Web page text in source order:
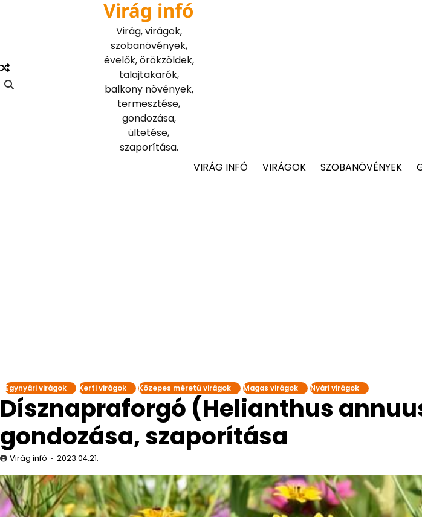
Virág infó
Virág, virágok,
szobanövények,
évelők, örökzöldek,
talajtakarók,
balkony növények,
termesztése,
gondozása,
ültetése,
szaporítása.
VIRÁG INFÓ
VIRÁGOK SZOBANÖVÉNYEK
Egynyári virágok Kerti virágok Közepes méretű virágok Magas virágok Nyári virágok
Dísznapraforgó (Helianthus
gondozása, szaporítása
Virág infó 2023.04.21.